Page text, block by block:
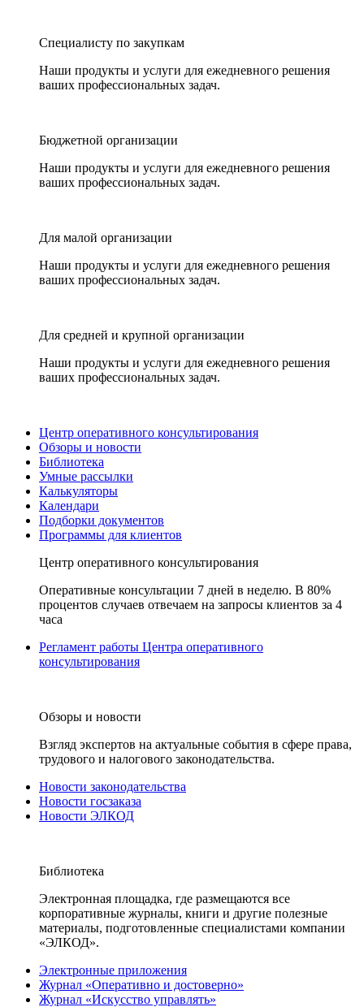
Специалисту по закупкам
Наши продукты и услуги для ежедневного решения
ваших профессиональных задач.
Бюджетной организации
Наши продукты и услуги для ежедневного решения
ваших профессиональных задач.
Для малой организации
Наши продукты и услуги для ежедневного решения
ваших профессиональных задач.
Для средней и крупной организации
Наши продукты и услуги для ежедневного решения
ваших профессиональных задач.
Центр оперативного консультирования
Обзоры и новости
Библиотека
Умные рассылки
Калькуляторы
Календари
Подборки документов
Программы для клиентов
Центр оперативного консультирования
Оперативные консультации 7 дней в неделю. В 80%
процентов случаев отвечаем на запросы клиентов за 4
часа
Регламент работы Центра оперативного
консультирования
Обзоры и новости
Взгляд экспертов на актуальные события в сфере права,
трудового и налогового законодательства.
Новости законодательства
Новости госзаказа
Новости ЭЛКОД
Библиотека
Электронная площадка, где размещаются все
корпоративные журналы, книги и другие полезные
материалы, подготовленные специалистами компании
«ЭЛКОД».
Электронные приложения
Журнал «Оперативно и достоверно»
Журнал «Искусство управлять»